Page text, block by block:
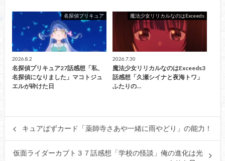
名探偵プリキュア
2026.8.2
名探偵プリキュア27話感想「私、
名探偵になりました」マコトジュ
エルが砕けた日
魔法少女リリカルなのはExceeds
2026.7.30
魔法少女リリカルなのはExceeds3
話感想「久瀬シイナと夜海トワ」
ふたりの…
キュアぱずカード「薬師寺さあや一緒に雨やどり」の能力！
仮面ライダーカブト３７話感想「学校の怪談」俺の進化は光